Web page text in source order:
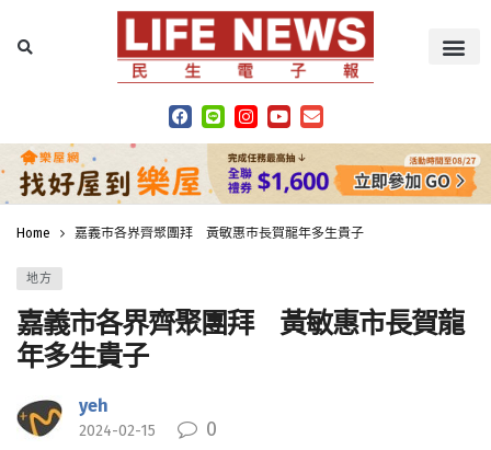
Home 嘉義市各界齊聚團拜 黃敏惠市長賀龍年多生貴子
地方
嘉義市各界齊聚團拜 黃敏惠市長賀龍
年多生貴子
yeh
2024-02-15 0